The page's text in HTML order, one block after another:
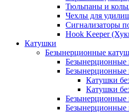
Тюльпаны и
Чехлы для
Сигнализаторы
Hook Keeper
Катушки
Безынерционные
Безынерционные
Безынерционные
Катушки
Катушки
Безынерционные
Безынерционные